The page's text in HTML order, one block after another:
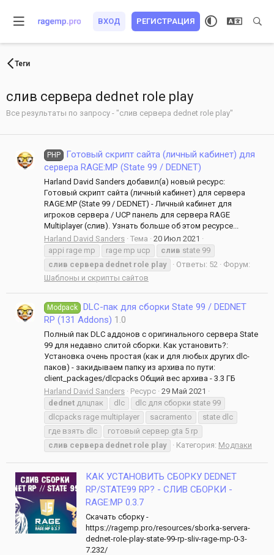
ВХОД РЕГИСТРАЦИЯ
Теги
слив сервера dednet role play
Все результаты по запросу - "слив сервера dednet role play"
PHP
Готовый скрипт сайта (личный кабинет) для
сервера RAGE:MP (State 99 / DEDNET)
Harland David Sanders добавил(а) новый ресурс:
Готовый скрипт сайта (личный кабинет) для сервера
RAGE:MP (State 99 / DEDNET) - Личный кабинет для
игроков сервера / UCP панель для сервера RAGE
Multiplayer (слив). Узнать больше об этом ресурсе...
Harland David Sanders Тема
20 Июл 2021
appi rage mp
rage mp ucp слив state 99
слив сервера dednet role play Ответы: 52
Форум:
Шаблоны и скрипты сайтов
Modpack
DLC-пак для сборки State 99 / DEDNET
RP (131 Addons) 1.0
Полный пак DLC аддонов с оригинального сервера State
99 для недавно слитой сборки. Как установить?:
Установка очень простая (как и для любых других dlc-
паков) - закидываем папку из архива по пути:
client_packages/dlcpacks Общий вес архива - 3.3 ГБ
Harland David Sanders
Ресурс 29 Май 2021
dednet длцпак dlc
dlc для сборки state 99
dlcpacks rage multiplayer
sacramento
state dlc
где взять dlc
готовый сервер gta 5 rp
слив сервера dednet role play Категория: Модпаки
КАК УСТАНОВИТЬ СБОРКУ DEDNET
RP/STATE99 RP? - СЛИВ СБОРКИ -
RAGE:MP 0.3.7
Скачать сборку -
https://ragemp.pro/resources/sborka-servera-
dednet-role-play-state-99-rp-sliv-rage-mp-0-3-
7.232/